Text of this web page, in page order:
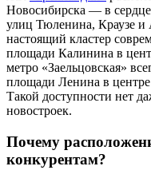
Новосибирска — в
улиц Тюленина, Краузе и
настоящий кластер
площади Калинина в
метро «Заельцовская»
площади Ленина в
Такой доступности нет
новостроек.
Почему
конкурентам?